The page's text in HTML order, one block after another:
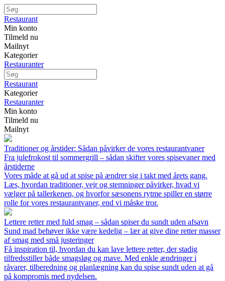
Restaurant
Min konto
Tilmeld nu
Mailnyt
Kategorier
Restauranter
Restaurant
Kategorier
Restauranter
Min konto
Tilmeld nu
Mailnyt
Traditioner og årstider: Sådan påvirker de vores restaurantvaner
Fra julefrokost til sommergrill – sådan skifter vores spisevaner med
årstiderne
Vores måde at gå ud at spise på ændrer sig i takt med årets gang.
Læs, hvordan traditioner, vejr og stemninger påvirker, hvad vi
vælger på tallerkenen, og hvorfor sæsonens rytme spiller en større
rolle for vores restaurantvaner, end vi måske tror.
Lettere retter med fuld smag – sådan spiser du sundt uden afsavn
Sund mad behøver ikke være kedelig – lær at give dine retter masser
af smag med små justeringer
Få inspiration til, hvordan du kan lave lettere retter, der stadig
tilfredsstiller både smagsløg og mave. Med enkle ændringer i
råvarer, tilberedning og planlægning kan du spise sundt uden at gå
på kompromis med nydelsen.